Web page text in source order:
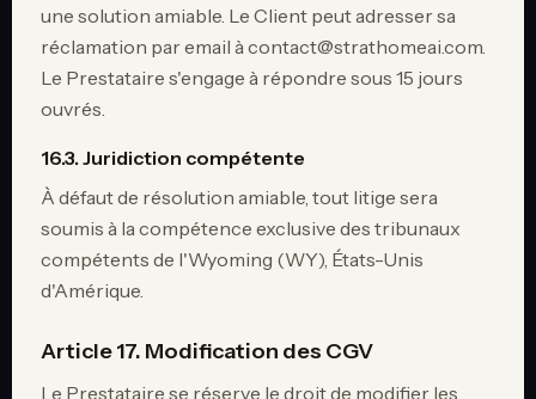
une solution amiable. Le Client peut adresser sa
réclamation par email à contact@strathomeai.com.
Le Prestataire s'engage à répondre sous 15 jours
ouvrés.
16.3. Juridiction compétente
À défaut de résolution amiable, tout litige sera
soumis à la compétence exclusive des tribunaux
compétents de l'Wyoming (WY), États-Unis
d'Amérique.
Article 17. Modification des CGV
Le Prestataire se réserve le droit de modifier les